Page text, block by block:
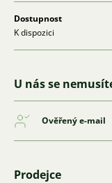
Dostupnost
K dispozici
U nás se
Ověřený e-mail
Prodejce